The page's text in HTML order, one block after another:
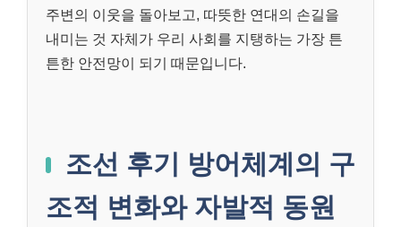
주변의 이웃을 돌아보고, 따뜻한 연대의 손길을
내미는 것 자체가 우리 사회를 지탱하는 가장 튼
튼한 안전망이 되기 때문입니다.
조선 후기 방어체계의 구
조적 변화와 자발적 동원